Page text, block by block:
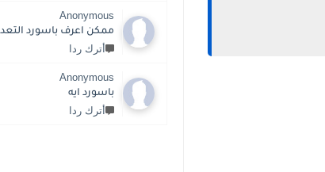
Anonymous
ممكن اعرف باسورد
أترك ردا
Anonymous
باسورد ايه
أترك ردا